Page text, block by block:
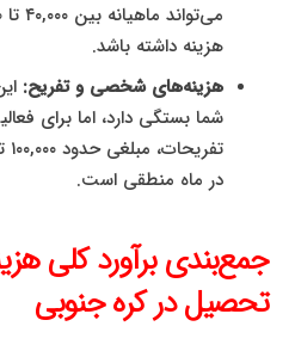
هزینه داشته باشد.
هزینه‌های شخصی و تفریح:
شما بستگی دارد، اما برای
در ماه منطقی است.
جمع‌بندی برآورد کلی
تحصیل در کره جنوبی